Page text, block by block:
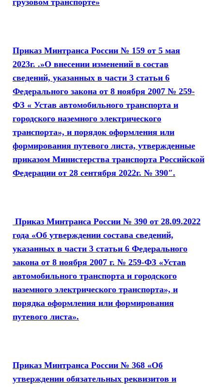
Приказ Минтранса России № 159 от 5 мая
2023г. .»О внесении изменений в состав
сведений, указанных в части 3 статьи 6
Федерального закона от 8 ноября 2007 № 259-
ФЗ « Устав автомобильного транспорта и
городского наземного электрического
транспорта», и порядок оформления или
формирования путевого листа, утвержденные
приказом Министерства транспорта Российской
Федерации от 28 сентября 2022г. № 390″.
Приказ Минтранса России № 390 от 28.09.2022
года «Об утверждении состава сведений,
указанных в части 3 статьи 6 Федерального
закона от 8 ноября 2007 г. № 259-ФЗ «Устав
автомобильного транспорта и городского
наземного электрического транспорта», и
порядка оформления или формирования
путевого листа».
Приказ Минтранса России № 368 «Об
утверждении обязательных реквизитов и